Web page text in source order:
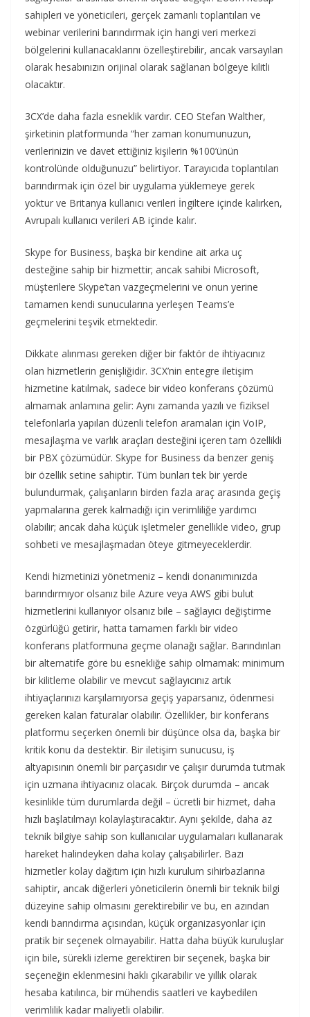
sahipleri ve yöneticileri, gerçek zamanlı toplantıları ve
webinar verilerini barındırmak için hangi veri merkezi
bölgelerini kullanacaklarını özelleştirebilir, ancak varsayılan
olarak hesabınızın orijinal olarak sağlanan bölgeye kilitli
olacaktır.
3CX’de daha fazla esneklik vardır. CEO Stefan Walther,
şirketinin platformunda “her zaman konumunuzun,
verilerinizin ve davet ettiğiniz kişilerin %100’ünün
kontrolünde olduğunuzu” belirtiyor. Tarayıcıda toplantıları
barındırmak için özel bir uygulama yüklemeye gerek
yoktur ve Britanya kullanıcı verileri İngiltere içinde kalırken,
Avrupalı kullanıcı verileri AB içinde kalır.
Skype for Business, başka bir kendine ait arka uç
desteğine sahip bir hizmettir; ancak sahibi Microsoft,
müşterilere Skype’tan vazgeçmelerini ve onun yerine
tamamen kendi sunucularına yerleşen Teams’e
geçmelerini teşvik etmektedir.
Dikkate alınması gereken diğer bir faktör de ihtiyacınız
olan hizmetlerin genişliğidir. 3CX’nin entegre iletişim
hizmetine katılmak, sadece bir video konferans çözümü
almamak anlamına gelir: Aynı zamanda yazılı ve fiziksel
telefonlarla yapılan düzenli telefon aramaları için VoIP,
mesajlaşma ve varlık araçları desteğini içeren tam özellikli
bir PBX çözümüdür. Skype for Business da benzer geniş
bir özellik setine sahiptir. Tüm bunları tek bir yerde
bulundurmak, çalışanların birden fazla araç arasında geçiş
yapmalarına gerek kalmadığı için verimliliğe yardımcı
olabilir; ancak daha küçük işletmeler genellikle video, grup
sohbeti ve mesajlaşmadan öteye gitmeyeceklerdir.
Kendi hizmetinizi yönetmeniz – kendi donanımınızda
barındırmıyor olsanız bile Azure veya AWS gibi bulut
hizmetlerini kullanıyor olsanız bile – sağlayıcı değiştirme
özgürlüğü getirir, hatta tamamen farklı bir video
konferans platformuna geçme olanağı sağlar. Barındırılan
bir alternatife göre bu esnekliğe sahip olmamak: minimum
bir kilitleme olabilir ve mevcut sağlayıcınız artık
ihtiyaçlarınızı karşılamıyorsa geçiş yaparsanız, ödenmesi
gereken kalan faturalar olabilir. Özellikler, bir konferans
platformu seçerken önemli bir düşünce olsa da, başka bir
kritik konu da destektir. Bir iletişim sunucusu, iş
altyapısının önemli bir parçasıdır ve çalışır durumda tutmak
için uzmana ihtiyacınız olacak. Birçok durumda – ancak
kesinlikle tüm durumlarda değil – ücretli bir hizmet, daha
hızlı başlatılmayı kolaylaştıracaktır. Aynı şekilde, daha az
teknik bilgiye sahip son kullanıcılar uygulamaları kullanarak
hareket halindeyken daha kolay çalışabilirler. Bazı
hizmetler kolay dağıtım için hızlı kurulum sihirbazlarına
sahiptir, ancak diğerleri yöneticilerin önemli bir teknik bilgi
düzeyine sahip olmasını gerektirebilir ve bu, en azından
kendi barındırma açısından, küçük organizasyonlar için
pratik bir seçenek olmayabilir. Hatta daha büyük kuruluşlar
için bile, sürekli izleme gerektiren bir seçenek, başka bir
seçeneğin eklenmesini haklı çıkarabilir ve yıllık olarak
hesaba katılınca, bir mühendis saatleri ve kaybedilen
verimlilik kadar maliyetli olabilir.